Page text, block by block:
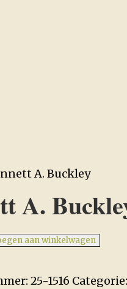
A. Buckley
A.
aan winkelwagen
25-1516 Categorie: